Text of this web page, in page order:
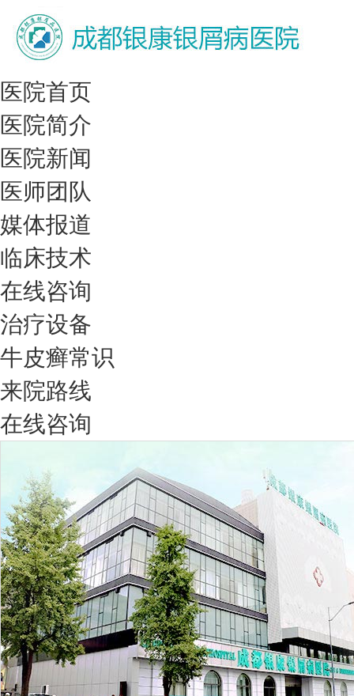
医院首页
医院简介
医院新闻
医师团队
媒体报道
临床技术
在线咨询
治疗设备
牛皮癣常识
来院路线
在线咨询